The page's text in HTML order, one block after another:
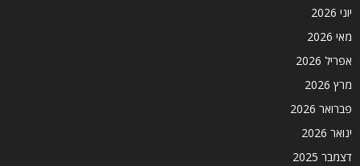
יוני 2026
מאי 2026
אפריל 2026
מרץ 2026
פברואר 2026
ינואר 2026
דצמבר 2025